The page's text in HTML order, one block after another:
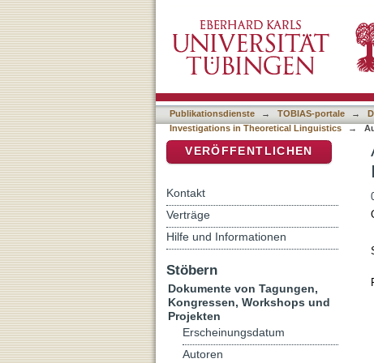
Linguistics nach DDC-
Publikationsdienste → TOBIAS-portale →
Investigations in Theoretical Linguistics
→
VERÖFFENTLICHEN
Kontakt
Verträge
Hilfe und Informationen
Stöbern
Dokumente von Tagungen,
Kongressen, Workshops und
Projekten
Erscheinungsdatum
Autoren